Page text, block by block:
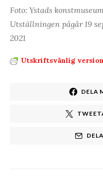
Foto: Ystads
Utställningen pågår 19
2021
Utskriftsvänlig version
DELA